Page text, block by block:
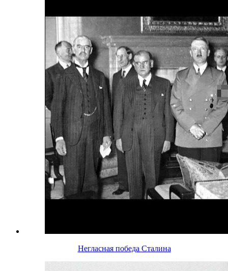
Негласная победа Сталина